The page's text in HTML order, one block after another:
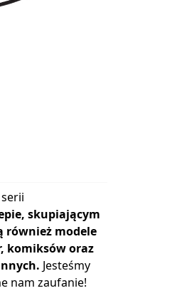
skupiającym
również modele
komiksów oraz
Jesteśmy
nam zaufanie!